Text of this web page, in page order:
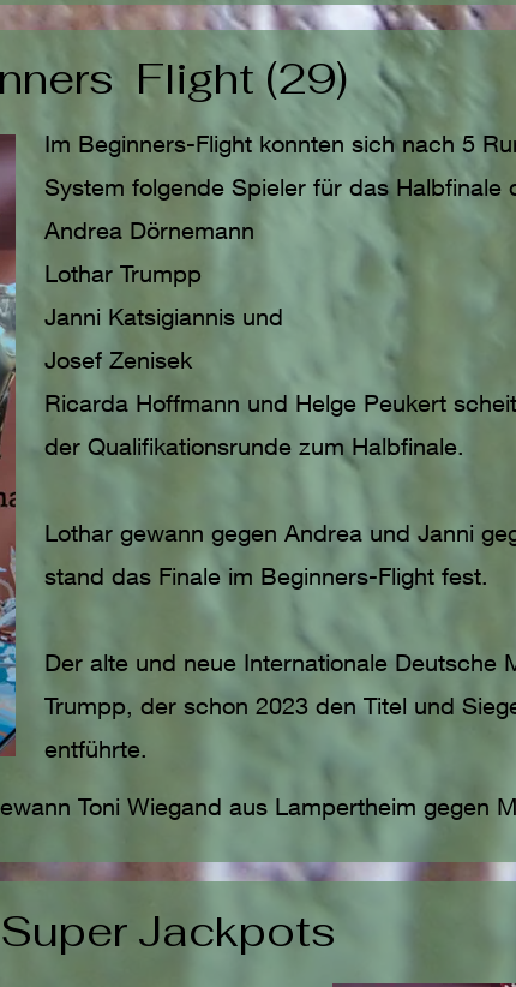
Flight (29)
Im Beginners-Flight konnten sich nach 5
System folgende Spieler für das Halbfinale
Andrea Dörnemann
Lothar Trumpp
Janni Katsigiannis und
Josef Zenisek
Ricarda Hoffmann und Helge Peukert
der Qualifikationsrunde zum Halbfinale.
Lothar gewann gegen Andrea und Janni
stand das Finale im Beginners-Flight fest.
Der alte und neue Internationale Deutsche
Trumpp, der schon 2023 den Titel und
entführte.
Toni Wiegand aus Lampertheim gegen
Super Jackpots